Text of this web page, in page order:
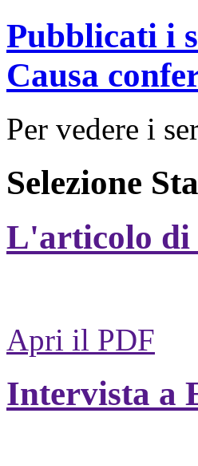
Pubblicati i
Causa
Per vedere i
Selezione
L'articolo di
Apri il PDF
Intervista a